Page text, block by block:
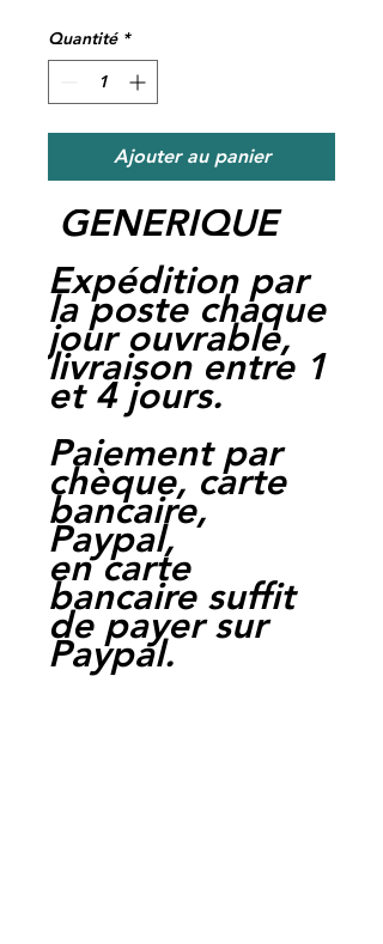
Quantité *
Ajouter au panier
GENERIQUE
Expédition par
la poste chaque
jour ouvrable,
livraison entre 1
et 4 jours.
Paiement par
chèque, carte
bancaire,
Paypal,
en carte
bancaire suffit
de payer sur
Paypal.